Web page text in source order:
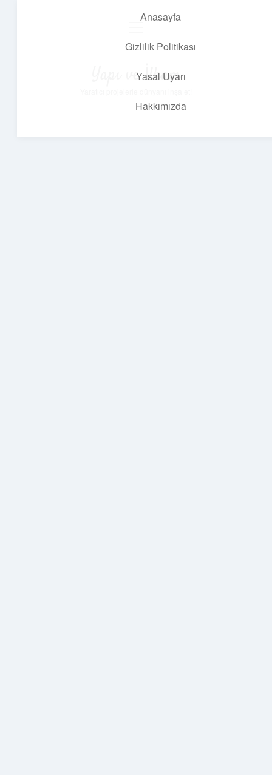
Anasayfa
Gizlilik Politikası
Yasal Uyarı
Hakkımızda
Yapı ve İlham